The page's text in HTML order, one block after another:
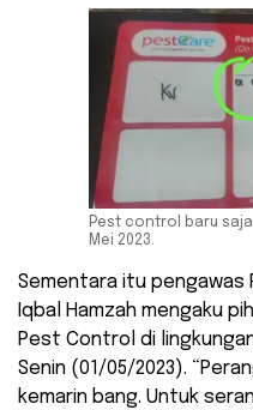
Pest control baru saja
Mei 2023.
Sementara itu pengawas
Iqbal Hamzah mengaku
Pest Control di
Senin (01/05/2023).
kemarin bang. Untuk